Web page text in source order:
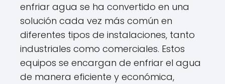
enfriar agua se ha convertido en una
solución cada vez más común en
diferentes tipos de instalaciones, tanto
industriales como comerciales. Estos
equipos se encargan de enfriar el agua
de manera eficiente y económica,